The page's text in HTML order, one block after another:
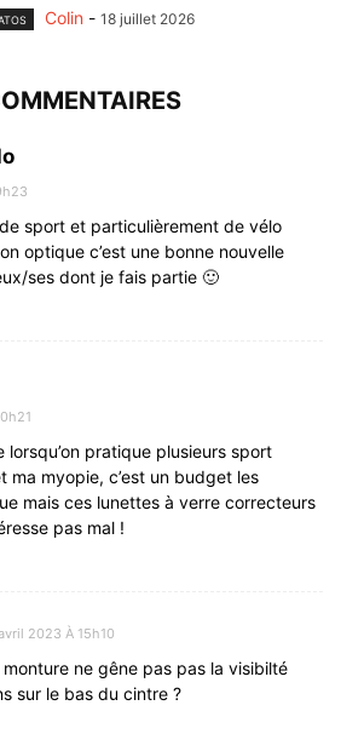
Colin - 18 juillet 2026
sport et particulièrement de vélo
optique c’est une bonne nouvelle
ses dont je fais partie 🙂
lorsqu’on pratique plusieurs sport
ma myopie, c’est un budget les
mais ces lunettes à verre correcteurs
pas mal !
2023 À 15h10
ne gêne pas pas la visibilté
sur le bas du cintre ?